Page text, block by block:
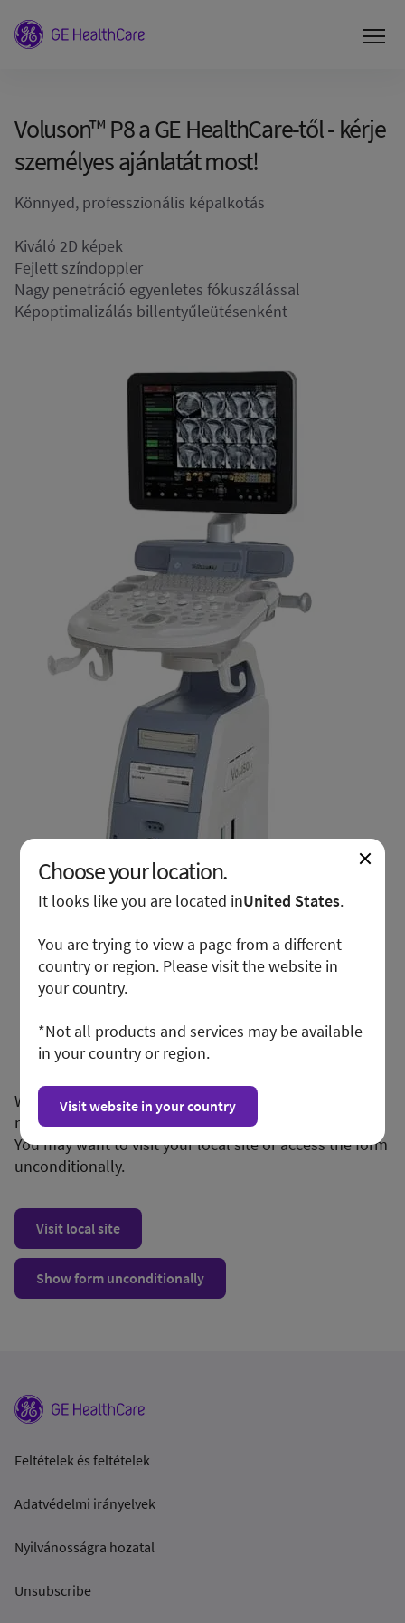
Voluson™ P8 a GE HealthCare-től - kérje
személyes ajánlatát most!
Könnyed, professzionális képalkotás
Kiváló 2D képek
Fejlett színdoppler
Nagy penetráció egyenletes fókuszálással
Képoptimalizálás billentyűleütésenként
We apologize for any inconvenience, but this form is
not available in your region or country.
You may want to visit your local site or access the form
unconditionally.
Visit local site
Show form unconditionally
Feltételek és feltételek
Adatvédelmi irányelvek
Nyilvánosságra hozatal
Unsubscribe
Choose your location.
It looks like you are located inUnited States.
You are trying to view a page from a different
country or region. Please visit the website in
your country.
*Not all products and services may be available
in your country or region.
Visit website in your country